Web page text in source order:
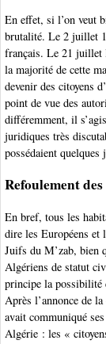
En effet, si l’on veut
brutalité. Le 2 juillet
français. Le 21 juillet
la majorité de cette
devenir des citoyens
point de vue des
différemment, il
juridiques très
possédaient
Refoulement
En bref, tous les
dire les Européens et
Juifs du M’zab, bien
Algériens de statut
principe la possibilité
Après l’annonce de
avait communiqué
Algérie : les «